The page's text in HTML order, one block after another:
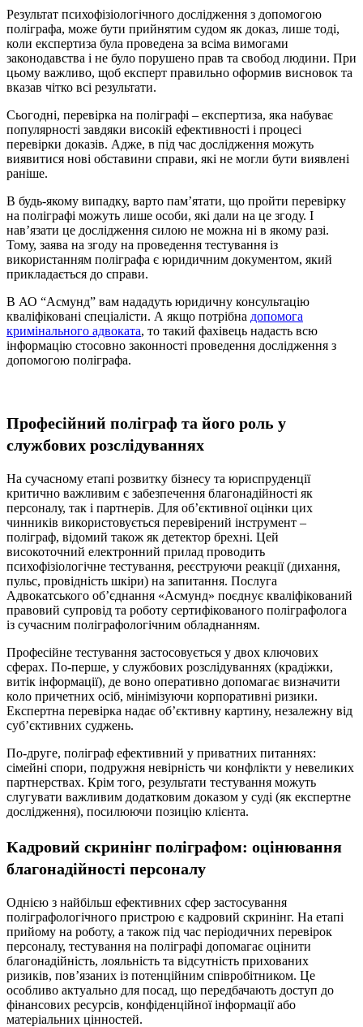
Результат психофізіологічного дослідження з допомогою
поліграфа, може бути прийнятим судом як доказ, лише тоді,
коли експертиза була проведена за всіма вимогами
законодавства і не було порушено прав та свобод людини. При
цьому важливо, щоб експерт правильно оформив висновок та
вказав чітко всі результати.
Сьогодні, перевірка на поліграфі – експертиза, яка набуває
популярності завдяки високій ефективності і процесі
перевірки доказів. Адже, в під час дослідження можуть
виявитися нові обставини справи, які не могли бути виявлені
раніше.
В будь-якому випадку, варто пам’ятати, що пройти перевірку
на поліграфі можуть лише особи, які дали на це згоду. І
нав’язати це дослідження силою не можна ні в якому разі.
Тому, заява на згоду на проведення тестування із
використанням поліграфа є юридичним документом, який
прикладається до справи.
В АО “Асмунд” вам нададуть юридичну консультацію
кваліфіковані спеціалісти. А якщо потрібна допомога
кримінального адвоката, то такий фахівець надасть всю
інформацію стосовно законності проведення дослідження з
допомогою поліграфа.
Професійний поліграф та його роль у
службових розслідуваннях
На сучасному етапі розвитку бізнесу та юриспруденції
критично важливим є забезпечення благонадійності як
персоналу, так і партнерів. Для об’єктивної оцінки цих
чинників використовується перевірений інструмент –
поліграф, відомий також як детектор брехні. Цей
високоточний електронний прилад проводить
психофізіологічне тестування, реєструючи реакції (дихання,
пульс, провідність шкіри) на запитання. Послуга
Адвокатського об’єднання «Асмунд» поєднує кваліфікований
правовий супровід та роботу сертифікованого поліграфолога
із сучасним поліграфологічним обладнанням.
Професійне тестування застосовується у двох ключових
сферах. По-перше, у службових розслідуваннях (крадіжки,
витік інформації), де воно оперативно допомагає визначити
коло причетних осіб, мінімізуючи корпоративні ризики.
Експертна перевірка надає об’єктивну картину, незалежну від
суб’єктивних суджень.
По-друге, поліграф ефективний у приватних питаннях:
сімейні спори, подружня невірність чи конфлікти у невеликих
партнерствах. Крім того, результати тестування можуть
слугувати важливим додатковим доказом у суді (як експертне
дослідження), посилюючи позицію клієнта.
Кадровий скринінг поліграфом: оцінювання
благонадійності персоналу
Однією з найбільш ефективних сфер застосування
поліграфологічного пристрою є кадровий скринінг. На етапі
прийому на роботу, а також під час періодичних перевірок
персоналу, тестування на поліграфі допомагає оцінити
благонадійність, лояльність та відсутність прихованих
ризиків, пов’язаних із потенційним співробітником. Це
особливо актуально для посад, що передбачають доступ до
фінансових ресурсів, конфіденційної інформації або
матеріальних цінностей.